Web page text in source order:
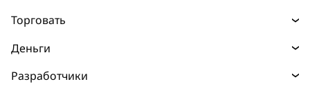
Торговать
Прогнозы
Деньги
Разработчики